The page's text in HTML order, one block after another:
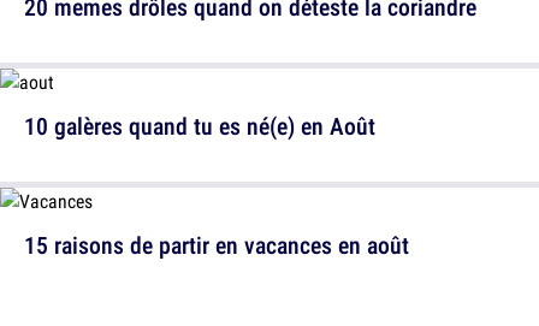
10 galères quand tu es né(e) en Août
20 memes drôles quand on déteste la coriandre
15 raisons de partir en vacances en août